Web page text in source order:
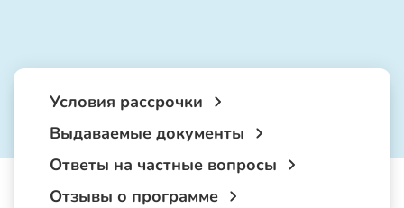
Условия рассрочки
Выдаваемые документы
Ответы на частные вопросы
Отзывы о программе